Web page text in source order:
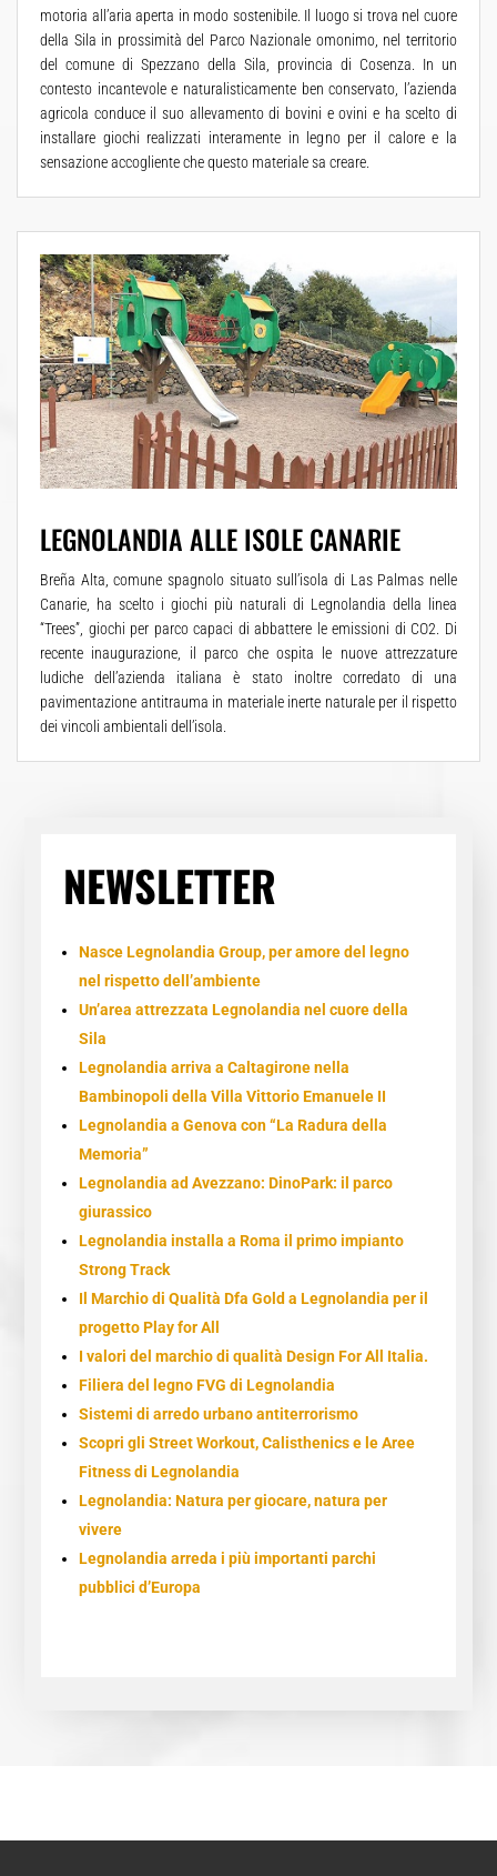
motoria all’aria aperta in modo sostenibile. Il luogo si trova nel cuore
della Sila in prossimità del Parco Nazionale omonimo, nel territorio
del comune di Spezzano della Sila, provincia di Cosenza. In un
contesto incantevole e naturalisticamente ben conservato, l’azienda
agricola conduce il suo allevamento di bovini e ovini e ha scelto di
installare giochi realizzati interamente in legno per il calore e la
sensazione accogliente che questo materiale sa creare.
LEGNOLANDIA ALLE ISOLE CANARIE
Breña Alta, comune spagnolo situato sull’isola di Las Palmas nelle
Canarie, ha scelto i giochi più naturali di Legnolandia della linea
“Trees”, giochi per parco capaci di abbattere le emissioni di CO2. Di
recente inaugurazione, il parco che ospita le nuove attrezzature
ludiche dell’azienda italiana è stato inoltre corredato di una
pavimentazione antitrauma in materiale inerte naturale per il rispetto
dei vincoli ambientali dell’isola.
NEWSLETTER
Nasce Legnolandia Group, per amore del legno
nel rispetto dell’ambiente
Un’area attrezzata Legnolandia nel cuore della
Sila
Legnolandia arriva a Caltagirone nella
Bambinopoli della Villa Vittorio Emanuele II
Legnolandia a Genova con “La Radura della
Memoria”
Legnolandia ad Avezzano: DinoPark: il parco
giurassico
Legnolandia installa a Roma il primo impianto
Strong Track
Il Marchio di Qualità Dfa Gold a Legnolandia per il
progetto Play for All
I valori del marchio di qualità Design For All Italia.
Filiera del legno FVG di Legnolandia
Sistemi di arredo urbano antiterrorismo
Scopri gli Street Workout, Calisthenics e le Aree
Fitness di Legnolandia
Legnolandia: Natura per giocare, natura per
vivere
Legnolandia arreda i più importanti parchi
pubblici d’Europa